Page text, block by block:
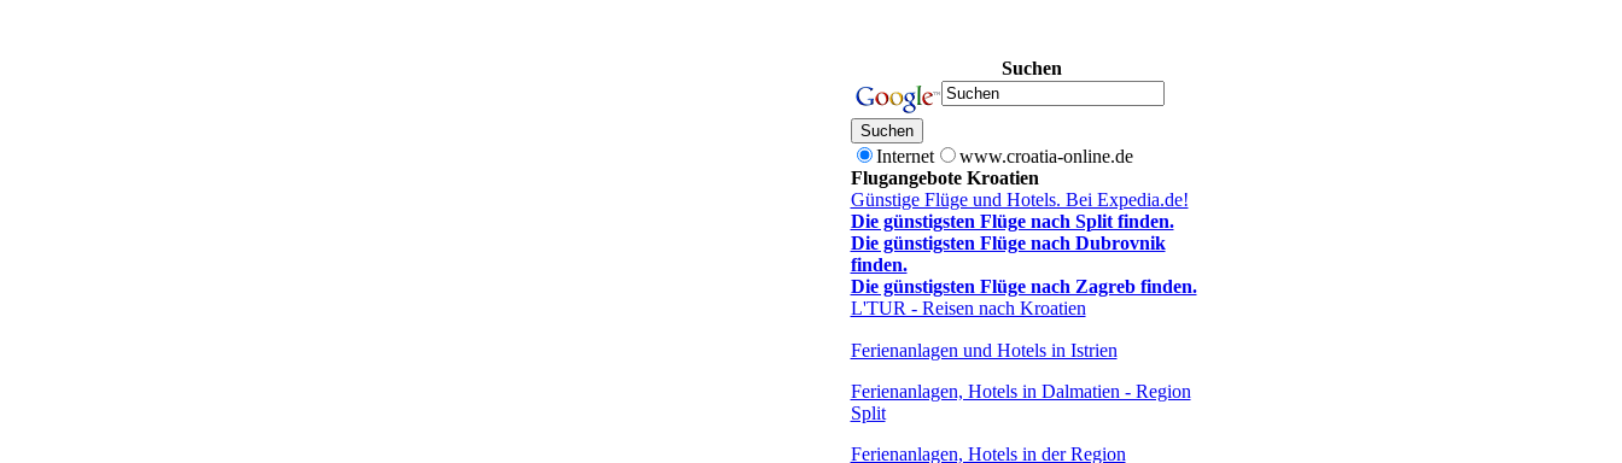
Suchen
Internet
www.croatia-online.de
Flugangebote Kroatien
Günstige Flüge und Hotels. Bei Expedia.de!
Die günstigsten Flüge nach Split finden.
Die günstigsten Flüge nach Dubrovnik
finden.
Die günstigsten Flüge nach Zagreb finden.
L'TUR - Reisen nach Kroatien
Ferienanlagen und Hotels in Istrien
Ferienanlagen, Hotels in Dalmatien - Region
Split
Ferienanlagen, Hotels in der Region